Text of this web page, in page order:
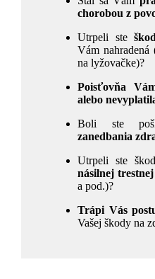
chorobou z
Utrpeli ste
Vám nahradená
na lyžovačke)?
Poisťovňa
alebo
Boli ste
zanedbania
Utrpeli ste
násilnej
a pod.)?
Trápi Vás
Vašej škody na